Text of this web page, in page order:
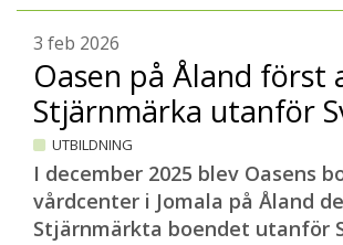
3 feb 2026
Oasen på Åland först
Stjärnmärka utanför
UTBILDNING
I december 2025 blev Oasens
vårdcenter i Jomala på Åland
Stjärnmärkta boendet utanför